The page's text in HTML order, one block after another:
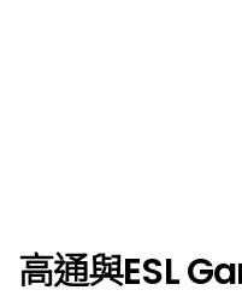
高通與ESL